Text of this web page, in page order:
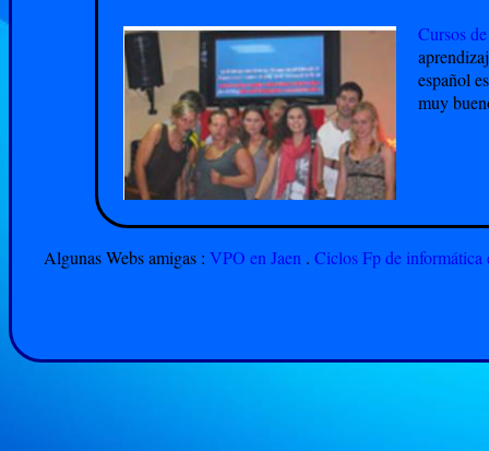
Cursos
español
muy
Algunas Webs amigas : VPO en Jaen . Ciclos Fp de informática